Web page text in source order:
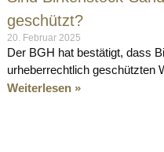
geschützt?
20. Februar 2025
Der BGH hat bestätigt, dass
urheberrechtlich geschützten
Weiterlesen »